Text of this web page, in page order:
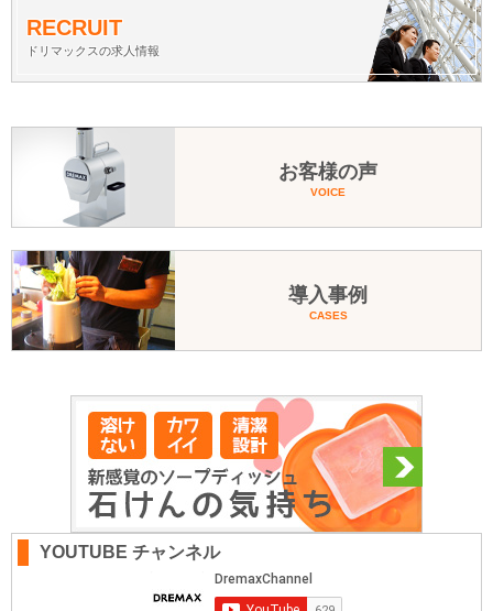
RECRUIT
ドリマックスの求人情報
お客様の声
VOICE
導入事例
CASES
YOUTUBE チャンネル